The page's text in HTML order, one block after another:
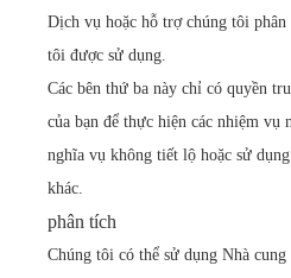
Dịch vụ hoặc hỗ trợ chúng tôi
tôi được sử dụng.
Các bên thứ ba này chỉ có quyền
của bạn để thực hiện các nhiệm vụ
nghĩa vụ không tiết lộ hoặc sử
khác.
phân tích
Chúng tôi có thể sử dụng Nhà